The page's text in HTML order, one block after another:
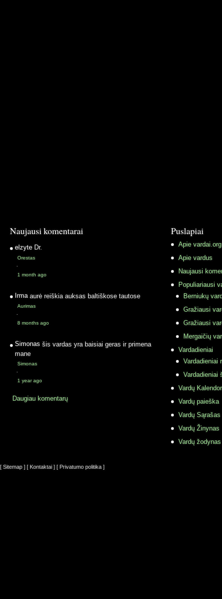
Naujausi komentarai
elzyte Dr.
Orestas
·
1 month ago
Irma aurė reiškia auksas baltiškose tautose
Aurimas
·
8 months ago
Simonas šis vardas yra baisiai geras ir primena
mane
Simonas
·
1 year ago
Daugiau komentarų
Puslapiai
Apie vardai.org
Apie vardus
Naujausi
Populiariausi
Berniukų
Gražiausi
Gražiausi
Mergaičių
Vardadieniai
Vardadieniai
Vardadieniai
Vardų
Vardų paieška
Vardų Sąrašas
Vardų Žinynas
Vardų
[ Sitemap ] [ Kontaktai ] [ Privatumo politika ]